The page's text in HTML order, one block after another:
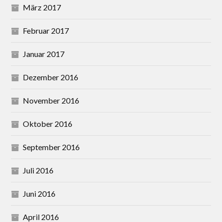
März 2017
Februar 2017
Januar 2017
Dezember 2016
November 2016
Oktober 2016
September 2016
Juli 2016
Juni 2016
April 2016